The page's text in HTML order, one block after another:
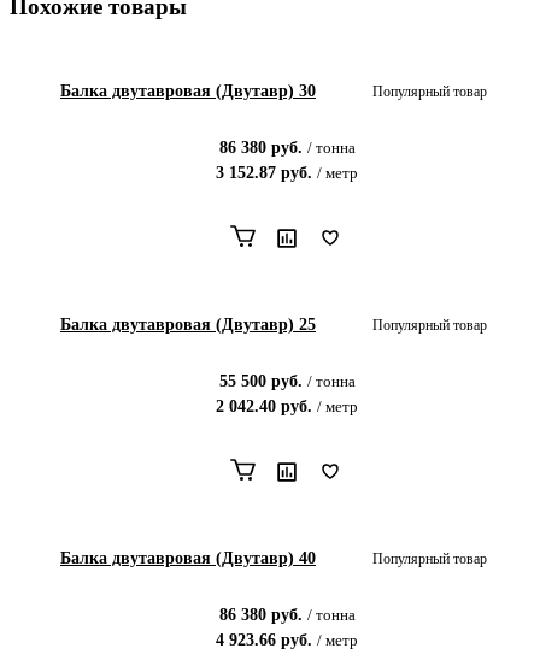
Похожие товары
Балка двутавровая (Двутавр) 30 Популярный товар
86 380руб. / тонна
3 152.87 руб. / метр
Балка двутавровая (Двутавр) 25 Популярный товар
55 500руб. / тонна
2 042.40 руб. / метр
Балка двутавровая (Двутавр) 40 Популярный товар
86 380руб. / тонна
4 923.66 руб. / метр